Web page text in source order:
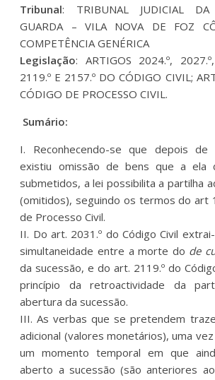
Tribunal: TRIBUNAL JUDICIAL DA
GUARDA – VILA NOVA DE FOZ
COMPETÊNCIA GENÉRICA
Legislação: ARTIGOS 2024.º,
2119.º E 2157.º DO CÓDIGO CIVIL;
CÓDIGO DE PROCESSO CIVIL.
Sumário:
I. Reconhecendo-se que depois
existiu omissão de bens que a ela
submetidos, a lei possibilita a partilha
(omitidos), seguindo os termos do art
de Processo Civil.
II. Do art. 2031.º do Código Civil
simultaneidade entre a morte do de
da sucessão, e do art. 2119.º do
princípio da retroactividade da
abertura da sucessão.
III. As verbas que se pretendem
adicional (valores monetários), uma
um momento temporal em que
aberto a sucessão (são anteriores